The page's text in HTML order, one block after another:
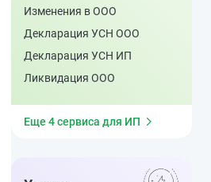
Изменения в ООО
Декларация УСН ООО
Декларация УСН ИП
Ликвидация ООО
Еще 4 сервиса для ИП